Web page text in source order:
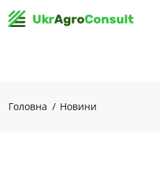
Головна Новини